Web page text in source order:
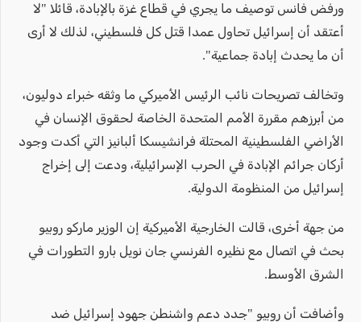
ورفض فانس توصيف ما يجري في قطاع غزة بالإبادة، قائلا "لا
أعتقد أن إسرائيل تحاول عمدا قتل كل فلسطيني، لذلك لا أرى
أن ما يحدث إبادة جماعية".
وتخالف تصريحات نائب الرئيس الأميركي ما وثقه خبراء دوليون،
من أبرزهم مقررة الأمم المتحدة الخاصة لحقوق الإنسان في
الأراضي الفلسطينية المحتلة فرانشيسكا ألبانيز التي أكدت وجود
أركان جرائم الإبادة في الحرب الإسرائيلية، ودعت إلى إخراج
إسرائيل من المنظومة الدولية.
من جهة أخرى، قالت الخارجية الأميركية إن الوزير ماركو روبيو
بحث في اتصال مع نظيره الفرنسي جان نويل بارو التطورات في
الشرق الأوسط.
وأضافت أن روبيو "جدد دعم واشنطن جهود إسرائيل ضد